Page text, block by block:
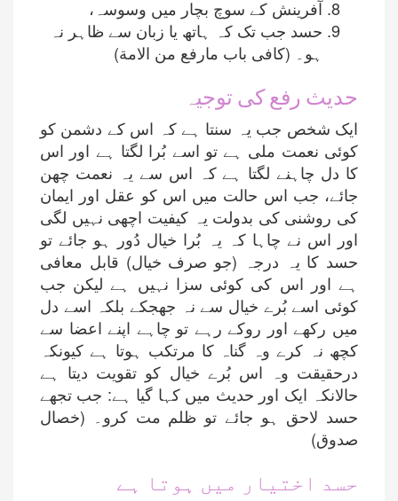
آفرینش کے سوچ بچار میں وسوسہ،
حسد جب تک کہ ہاتھ یا زبان سے ظاہر نہ
ہو۔ (کافی باب مارفع من الامة)
حدیث رفع کی توجیہ
ایک شخص جب یہ سنتا ہے کہ اس کے دشمن کو
کوئی نعمت ملی ہے تو اسے بُرا لگتا ہے اور اس
کا دل چاہنے لگتا ہے کہ اس سے یہ نعمت چھن
جائے، جب اس حالت میں اس کو عقل اور ایمان
کی روشنی کی بدولت یہ کیفیت اچھی نہیں لگی
اور اس نے چاہا کہ یہ بُرا خیال دُور ہو جائے تو
حسد کا یہ درجہ (جو صرف خیال) قابل معافی
ہے اور اس کی کوئی سزا نہیں ہے لیکن جب
کوئی اسے بُرے خیال سے نہ جھجکے بلکہ اسے دل
میں رکھے اور روکے رہے تو چاہے اپنے اعضا سے
کچھ نہ کرے وہ گناہ کا مرتکب ہوتا ہے کیونکہ
درحقیقت وہ اس بُرے خیال کو تقویت دیتا ہے
حالانکہ ایک اور حدیث میں کہا گیا ہے: جب تجھے
حسد لاحق ہو جائے تو ظلم مت کرو۔ (خصال
صدوق)
حسد اختیار میں ہوتا ہے